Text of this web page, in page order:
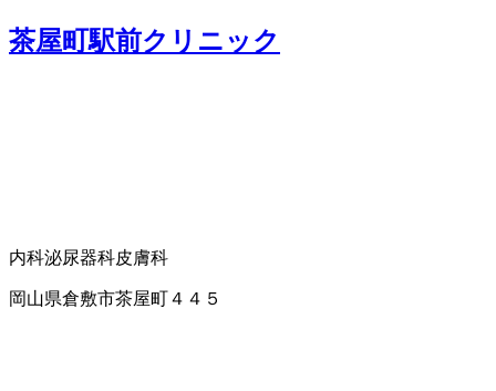
茶屋町駅前クリニック
内科泌尿器科皮膚科
岡山県倉敷市茶屋町４４５